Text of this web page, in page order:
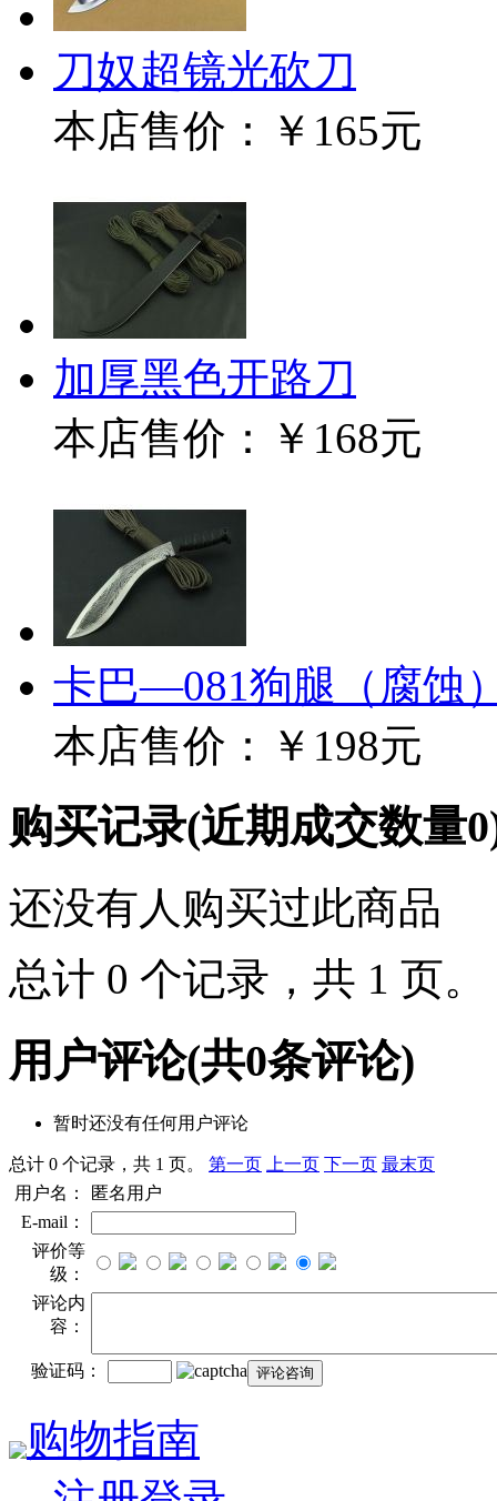
刀奴超镜光砍刀
本店售价：
￥165元
加厚黑色开路刀
本店售价：
￥168元
卡巴—081狗腿（腐蚀
本店售价：
￥198元
购买记录(近期成交数量0
还没有人购买过此商品
总计 0 个记录，共 1 页。
用户评论(共0条评论)
暂时还没有任何用户评论
总计 0 个记录，共 1 页。 第一页 上一页 下一页 最末页
用户名：
匿名用户
E-mail：
评价等
级：
评论内
容：
验证码：
购物指南